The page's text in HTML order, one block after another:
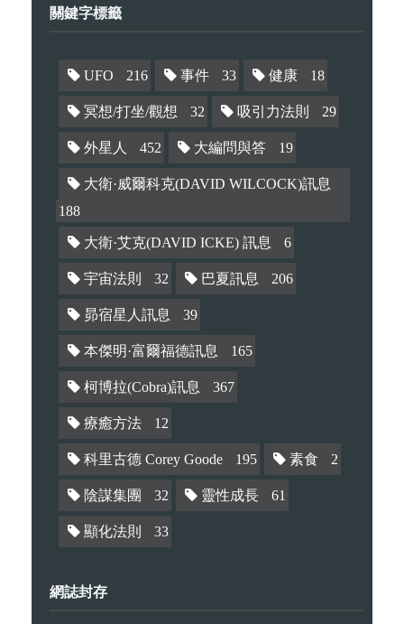
關鍵字標籤
UFO 216 事件 33 健康 18
冥想/打坐/觀想 32 吸引力法則 29
外星人 452 大編問與答 19
大衛·威爾科克(DAVID WILCOCK)訊息
188
大衛·艾克(DAVID ICKE) 訊息 6
宇宙法則 32 巴夏訊息 206
昴宿星人訊息 39
本傑明·富爾福德訊息 165
柯博拉(Cobra)訊息 367
療癒方法 12
科里古德 Corey Goode 195 素食 2
陰謀集團 32 靈性成長 61
顯化法則 33
網誌封存